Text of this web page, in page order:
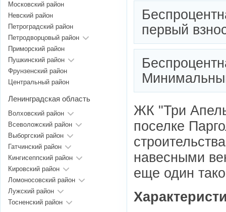
первый
ЖК "Три
поселке
навесными
еще один
Московский район
Невский район
Петроградский район
Петродворцовый район
Приморский район
Пушкинский район
Фрунзенский район
Центральный район
Ленинградская область
Волховский район
Всеволожский район
Выборгский район
Гатчинский район
Кингисеппский район
Кировский район
Ломоносовский район
Лужский район
Тосненский район